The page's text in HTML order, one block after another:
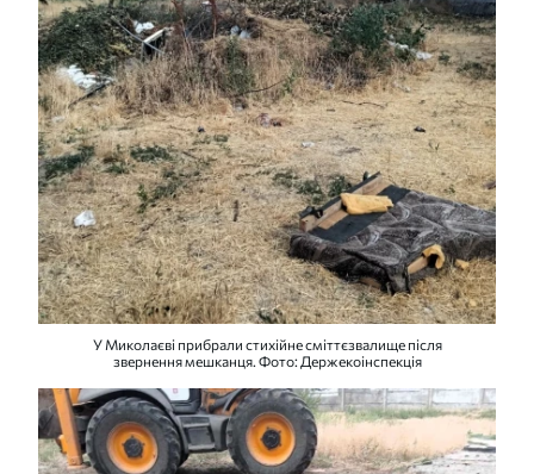
У Миколаєві прибрали стихійне сміттєзвалище після
звернення мешканця. Фото: Держекоінспекція